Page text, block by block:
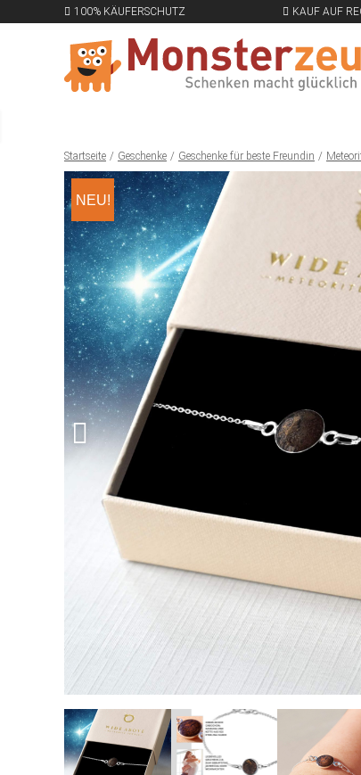
100% KÄUFERSCHUTZ KAUF AUF
Startseite Geschenke Geschenke für beste Freundin
NEU!